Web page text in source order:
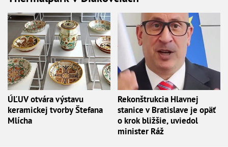
ÚĽUV otvára výstavu
keramickej tvorby Štefana
Mlícha
Rekonštrukcia Hlavnej
stanice v Bratislave je opäť
o krok bližšie, uviedol
minister Ráž